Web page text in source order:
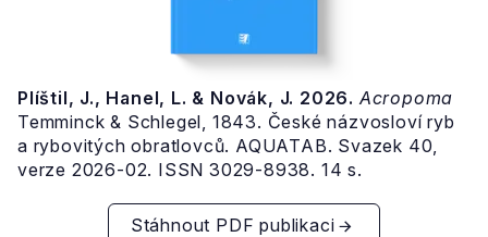
Plíštil, J., Hanel, L. & Novák, J. 2026. Acropoma
Temminck & Schlegel, 1843. České názvosloví ryb
a rybovitých obratlovců. AQUATAB. Svazek 40,
verze 2026-02. ISSN 3029-8938. 14 s.
Stáhnout PDF publikaci